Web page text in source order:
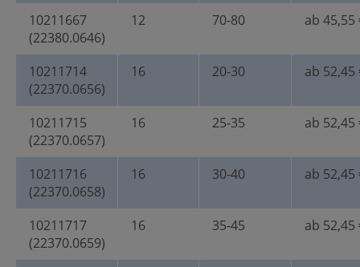
10211667
(22380.0646)
12 70-80 ab 45,55
10211714
(22370.0656)
16 20-30 ab 52,45
10211715
(22370.0657)
16 25-35 ab 52,45
10211716
(22370.0658)
16 30-40 ab 52,45
10211717
(22370.0659)
16 35-45 ab 52,45